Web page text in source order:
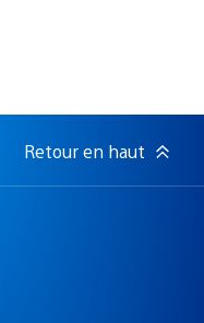
Retour en haut